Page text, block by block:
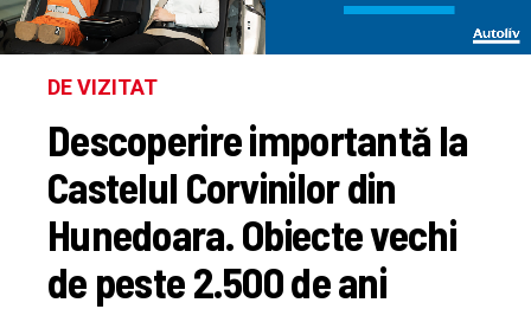
DE VIZITAT
Descoperire importantă la
Castelul Corvinilor din
Hunedoara. Obiecte vechi
de peste 2.500 de ani